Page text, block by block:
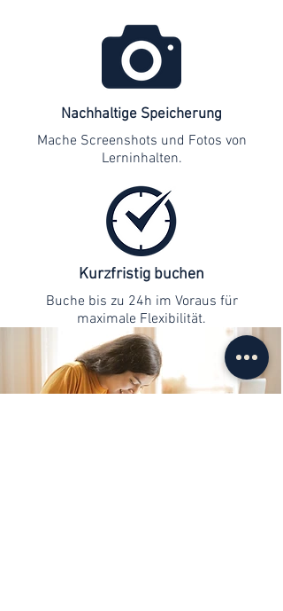
Nachhaltige Speicherung
Mache Screenshots und Fotos von
Lerninhalten.
Kurzfristig buchen
Buche bis zu 24h im Voraus für
maximale Flexibilität.